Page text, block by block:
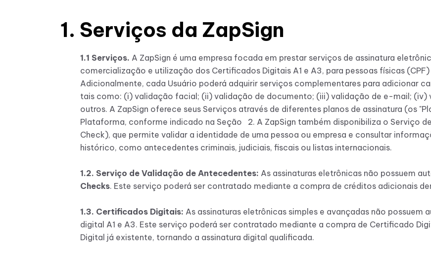
1. Serviços da ZapSign
1.1 Serviços. A ZapSign é uma empresa focada em prestar serviços de assinatura
comercialização e utilização dos Certificados Digitais A1 e A3, para pessoas físicas
Adicionalmente, cada Usuário poderá adquirir serviços complementares para adicionar
tais como: (i) validação facial; (ii) validação de documento; (iii) validação de e-mail; (iv)
outros. A ZapSign oferece seus Serviços através de diferentes planos de assinatura (os
Plataforma, conforme indicado na Seção 2. A ZapSign também disponibiliza o Serviço
Check), que permite validar a identidade de uma pessoa ou empresa e consultar
histórico, como antecedentes criminais, judiciais, fiscais ou listas internacionais.
1.2. Serviço de Validação de Antecedentes: As assinaturas eletrônicas não possuem
Checks. Este serviço poderá ser contratado mediante a compra de créditos adicionais
1.3. Certificados Digitais: As assinaturas eletrônicas simples e avançadas não
digital A1 e A3. Este serviço poderá ser contratado mediante a compra de Certificado
Digital já existente, tornando a assinatura digital qualificada.